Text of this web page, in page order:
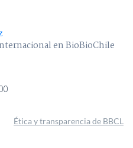
en BioBioChile
Ética y transparencia de BBCL